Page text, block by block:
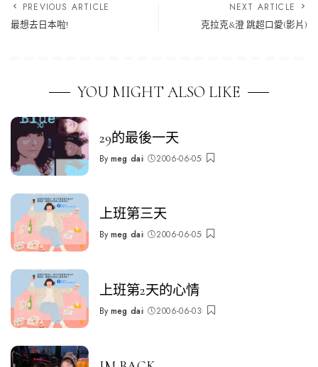
PREVIOUS ARTICLE
最想去日本啦!
NEXT ARTICLE
克拉克&澄 跳超口愛(影片)
YOU MIGHT ALSO LIKE
29的最後一天
Posted
By meg dai 2006-06-05
上班第三天
Posted
By meg dai 2006-06-05
上班第2天的心情
Posted
By meg dai 2006-06-03